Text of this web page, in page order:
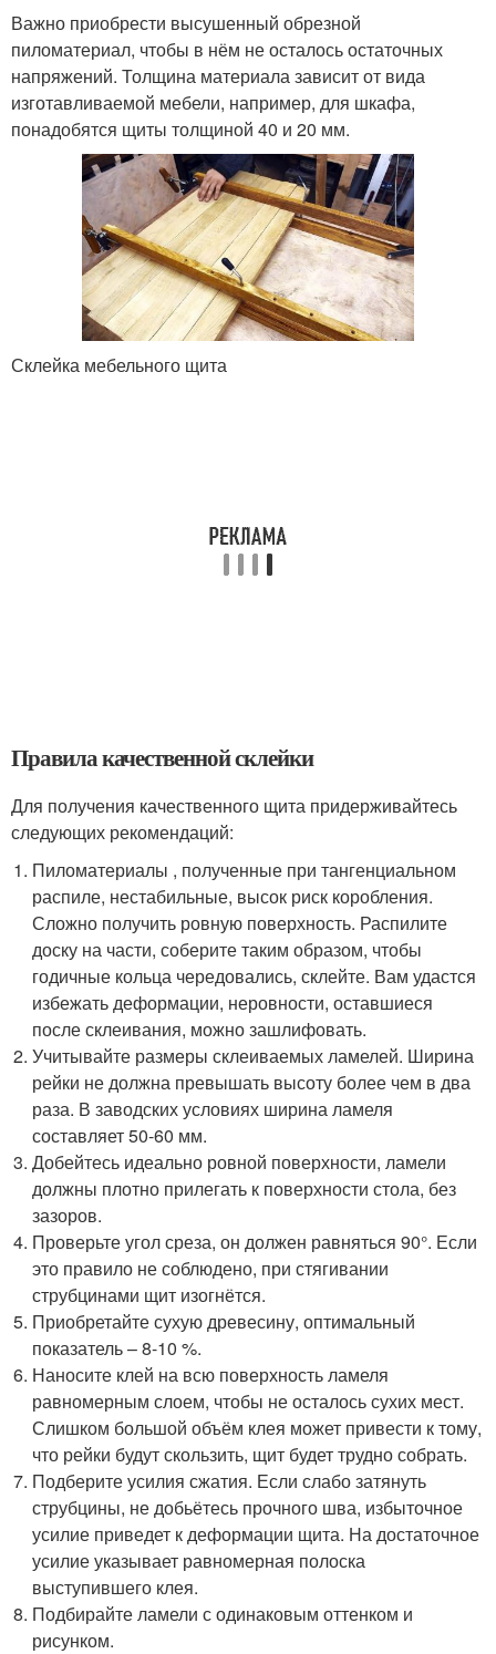
Важно приобрести высушенный обрезной
пиломатериал, чтобы в нём не осталось остаточных
напряжений. Толщина материала зависит от вида
изготавливаемой мебели, например, для шкафа,
понадобятся щиты толщиной 40 и 20 мм.
Склейка мебельного щита
Правила качественной склейки
Для получения качественного щита придерживайтесь
следующих рекомендаций:
Пиломатериалы , полученные при тангенциальном
распиле, нестабильные, высок риск коробления.
Сложно получить ровную поверхность. Распилите
доску на части, соберите таким образом, чтобы
годичные кольца чередовались, склейте. Вам удастся
избежать деформации, неровности, оставшиеся
после склеивания, можно зашлифовать.
Учитывайте размеры склеиваемых ламелей. Ширина
рейки не должна превышать высоту более чем в два
раза. В заводских условиях ширина ламеля
составляет 50-60 мм.
Добейтесь идеально ровной поверхности, ламели
должны плотно прилегать к поверхности стола, без
зазоров.
Проверьте угол среза, он должен равняться 90°. Если
это правило не соблюдено, при стягивании
струбцинами щит изогнётся.
Приобретайте сухую древесину, оптимальный
показатель – 8-10 %.
Наносите клей на всю поверхность ламеля
равномерным слоем, чтобы не осталось сухих мест.
Слишком большой объём клея может привести к тому,
что рейки будут скользить, щит будет трудно собрать.
Подберите усилия сжатия. Если слабо затянуть
струбцины, не добьётесь прочного шва, избыточное
усилие приведет к деформации щита. На достаточное
усилие указывает равномерная полоска
выступившего клея.
Подбирайте ламели с одинаковым оттенком и
рисунком.